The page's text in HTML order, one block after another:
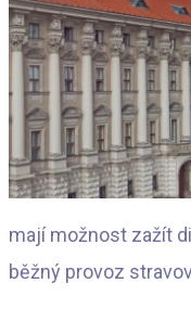
mají možnost zažít
běžný provoz